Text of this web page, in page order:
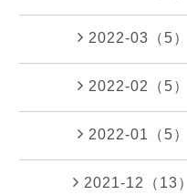
2022-03（5）
2022-02（5）
2022-01（5）
2021-12（13）